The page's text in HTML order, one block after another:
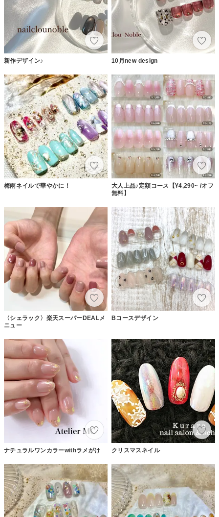
新作デザイン♪ 10月new design
梅雨ネイルで華やかに！
大人上品♪定額コース【¥4,290~ /オフ
無料】
〈シェラック〉楽天スーパーDEALメ
ニュー
Bコースデザイン
ナチュラルワンカラーwithラメがけ クリスマスネイル